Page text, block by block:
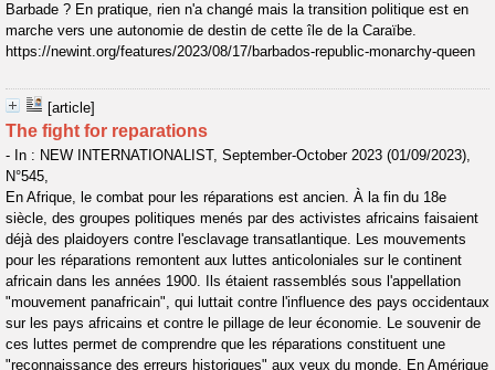
Barbade ? En pratique, rien n'a changé mais la transition politique est en
marche vers une autonomie de destin de cette île de la Caraïbe.
https://newint.org/features/2023/08/17/barbados-republic-monarchy-queen
[article]
The fight for reparations
- In : NEW INTERNATIONALIST, September-October 2023 (01/09/2023),
N°545,
En Afrique, le combat pour les réparations est ancien. À la fin du 18e
siècle, des groupes politiques menés par des activistes africains faisaient
déjà des plaidoyers contre l'esclavage transatlantique. Les mouvements
pour les réparations remontent aux luttes anticoloniales sur le continent
africain dans les années 1900. Ils étaient rassemblés sous l'appellation
"mouvement panafricain", qui luttait contre l'influence des pays occidentaux
sur les pays africains et contre le pillage de leur économie. Le souvenir de
ces luttes permet de comprendre que les réparations constituent une
"reconnaissance des erreurs historiques" aux yeux du monde. En Amérique